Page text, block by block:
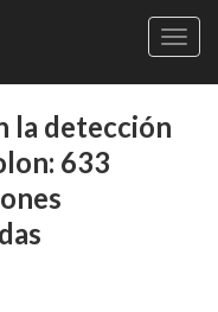
la detección
633